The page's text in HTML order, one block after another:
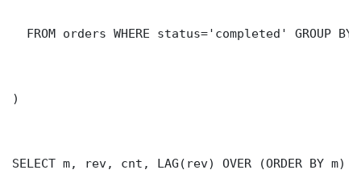
FROM orders WHERE status='completed' GROUP BY
)
SELECT m, rev, cnt, LAG(rev) OVER (ORDER BY m)